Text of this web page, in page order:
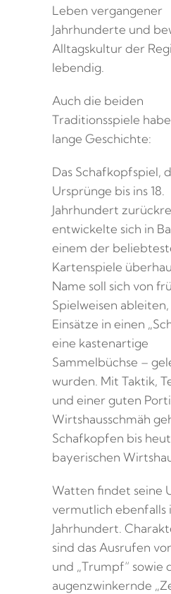
Leben vergangener
Jahrhunderte und
Alltagskultur der
lebendig.
Auch die beiden
Traditionsspiele
lange Geschichte:
Das Schafkopfspiel,
Ursprünge bis ins 18.
Jahrhundert
entwickelte sich in
einem der
Kartenspiele
Name soll sich von
Spielweisen
Einsätze in einen
eine kastenartige
Sammelbüchse –
wurden. Mit Taktik,
und einer guten
Wirtshausschmäh
Schafkopfen bis
bayerischen
Watten findet seine
vermutlich ebenfalls
Jahrhundert.
sind das Ausrufen
und „Trumpf“ sowie
augenzwinkernde